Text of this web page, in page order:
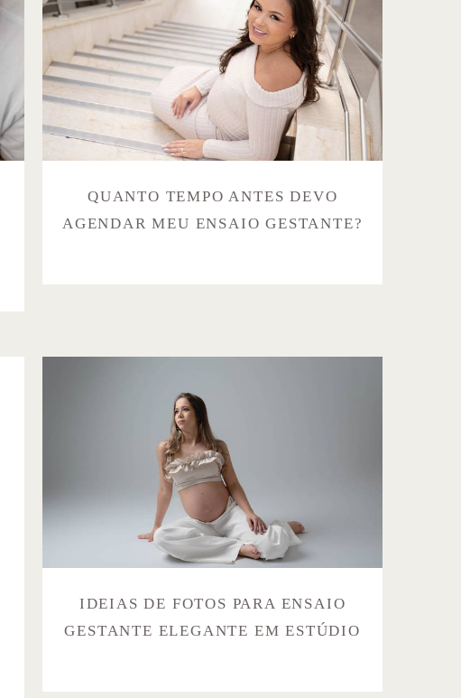
QUANTO TEMPO ANTES DEVO
AGENDAR MEU ENSAIO GESTANTE?
IDEIAS DE FOTOS PARA ENSAIO
GESTANTE ELEGANTE EM ESTÚDIO